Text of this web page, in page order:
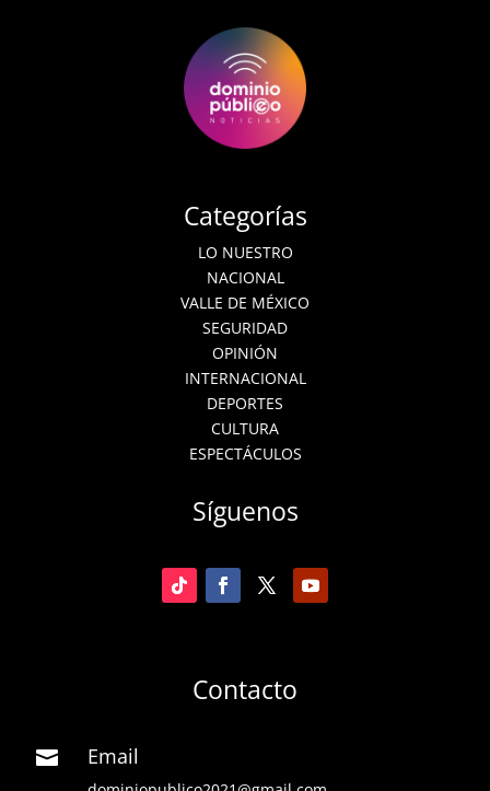
Categorías
LO NUESTRO
NACIONAL
VALLE DE MÉXICO
SEGURIDAD
OPINIÓN
INTERNACIONAL
DEPORTES
CULTURA
ESPECTÁCULOS
Síguenos
Contacto
 Email